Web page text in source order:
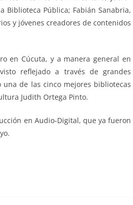
Biblioteca Pública; Fabián Sanabria,
y jóvenes creadores de contenidos
en Cúcuta, y a manera general en
reflejado a través de grandes
de las cinco mejores bibliotecas
Judith Ortega Pinto.
en Audio-Digital, que ya fueron